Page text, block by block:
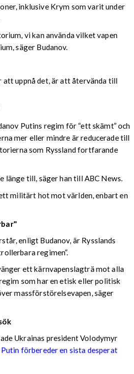
inklusive Krym som varit under
vi kan använda vilket vapen
säger Budanov.
att uppnå det, är att återvända till
Putins regim för “ett skämt” och
mer eller mindre är reducerade till
som Ryssland fortfarande
länge till, säger han till ABC News.
militärt hot mot världen, enbart en
enligt Budanov, är Rysslands
regimen”.
ett kärnvapenslagträ mot alla
som har en etisk eller politisk
massförstörelsevapen, säger
Ukrainas president Volodymyr
förbereder en sista desperat